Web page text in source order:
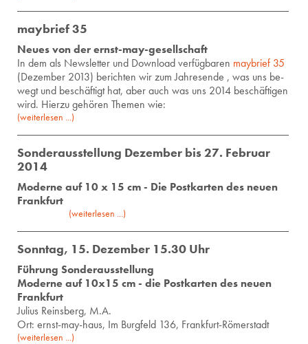
maybrief 35
Neues von der ernst-may-gesellschaft
In dem als News­let­ter und Down­load ver­füg­ba­ren may­brief 35
(De­zem­ber 2013) be­rich­ten wir zum Jah­res­en­de , was uns be­
wegt und be­schäf­tigt hat, aber auch was uns 2014 be­schäf­ti­gen
wird. Hier­zu ge­hö­ren The­men wie:
(weiterlesen ...)
Sonderausstellung Dezember bis 27. Februar
2014
Moderne auf 10 x 15 cm - Die Postkarten des neuen
Frankfurt
(weiterlesen ...)
Sonntag, 15. Dezember 15.30 Uhr
Führung Sonderausstellung
Moderne auf 10x15 cm - die Postkarten des neuen
Frankfurt
Ju­li­us Reins­berg, M.A.
Ort: ernst-may-haus, Im Burgfeld 136, Frankfurt-Römerstadt
(weiterlesen ...)